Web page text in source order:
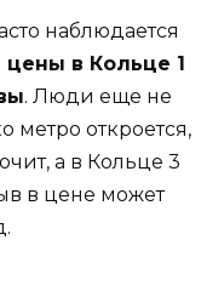
наблюдается
цены в Кольце 1
. Люди еще не
метро откроется,
а в Кольце 3
в цене может